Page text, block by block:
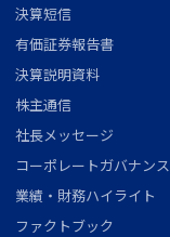
決算短信
有価証券報告書
決算説明資料
株主通信
社長メッセージ
コーポレートガバナンス
業績・財務ハイライト
ファクトブック